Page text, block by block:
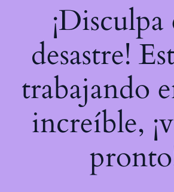
¡Disculpa
desastre!
trabajando
increíble,